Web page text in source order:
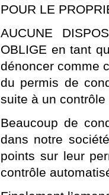
POUR LE
AUCUNE
OBLIGE en tant
dénoncer comme
du permis de
suite à un
Beaucoup de
dans notre
points sur leur
contrôle